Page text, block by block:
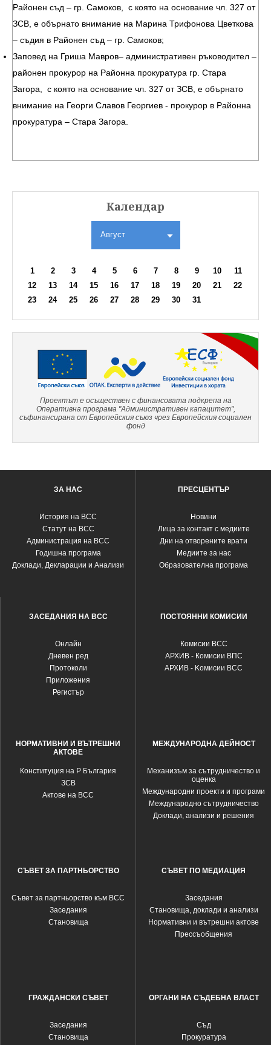
Районен съд – гр. Самоков, с която на основание чл. 327 от
ЗСВ, е обърнато внимание на Марина Трифонова Цветкова
– съдия в Районен съд – гр. Самоков;
Заповед на Гриша Мавров– административен ръководител –
районен прокурор на Районна прокуратура гр. Стара
Загора, с която на основание чл. 327 от ЗСВ, е обърнато
внимание на Георги Славов Георгиев - прокурор в Районна
прокуратура – Стара Загора.
Календар
Август
1 2 3 4 5 6 7 8 9 10
11
12
13 14 15 16 17 18 19 20 21
22
23
24 25 26 27 28 29 30 31
Проектът е осъществен с финансовата подкрепа на
Оперативна програма "Административен капацитет",
съфинансирана от Европейския съюз чрез Европейския социален
фонд
ЗА НАС
История на ВСС
Статут на ВСС
Администрация на ВСС
Годишна програма
Доклади, Декларации и Анализи
ПРЕСЦЕНТЪР
Новини
Лица за контакт с медиите
Дни на отворените врати
Медиите за нас
Образователна програма
ЗАСЕДАНИЯ НА ВСС
Oнлайн
Дневен ред
Протоколи
Приложения
Регистър
ПОСТОЯННИ КОМИСИИ
Комисии ВСС
АРХИВ - Комисии ВПС
АРХИВ - Kомисии ВСС
НОРМАТИВНИ И ВЪТРЕШНИ
АКТОВЕ
Конституция на Р България
ЗСВ
Актове на ВСС
МЕЖДУНАРОДНА ДЕЙНОСТ
Механизъм за сътрудничество и
оценка
Международни проекти и програми
Международно сътрудничество
Доклади, анализи и решения
СЪВЕТ ЗА ПАРТНЬОРСТВО
Съвет за партньорство към ВСС
Заседания
Становища
СЪВЕТ ПО МЕДИАЦИЯ
Заседания
Становища, доклади и анализи
Нормативни и вътрешни актове
Прессъобщения
ГРАЖДАНСКИ СЪВЕТ
Заседания
Становища
ОРГАНИ НА СЪДЕБНА ВЛАСТ
Съд
Прокуратура